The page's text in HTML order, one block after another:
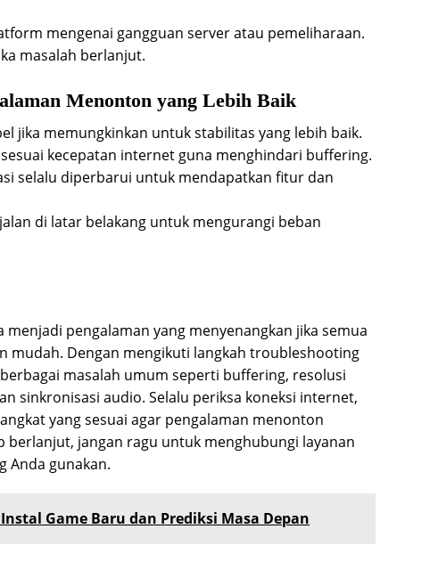
mengenai gangguan server atau pemeliharaan.
masalah berlanjut.
Menonton yang Lebih Baik
jika memungkinkan untuk stabilitas yang lebih baik.
kecepatan internet guna menghindari buffering.
selalu diperbarui untuk mendapatkan fitur dan
di latar belakang untuk mengurangi beban
pengalaman yang menyenangkan jika semua
mudah. Dengan mengikuti langkah troubleshooting
masalah umum seperti buffering, resolusi
sinkronisasi audio. Selalu periksa koneksi internet,
yang sesuai agar pengalaman menonton
berlanjut, jangan ragu untuk menghubungi layanan
Anda gunakan.
Game Baru dan Prediksi Masa Depan